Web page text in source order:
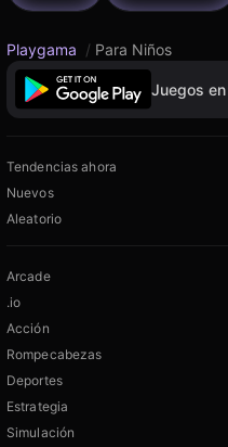
Playgama / Para Niños
Juegos
Tendencias ahora
Nuevos
Aleatorio
Arcade
.io
Acción
Rompecabezas
Deportes
Estrategia
Simulación